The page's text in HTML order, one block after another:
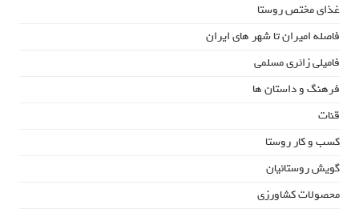
غذای مختص روستا
فاصله امیران تا شهر های ایران
فامیلی زائری مسلمی
فرهنگ و داستان ها
قنات
کسب و کار روستا
گویش روستائیان
محصولات کشاورزی